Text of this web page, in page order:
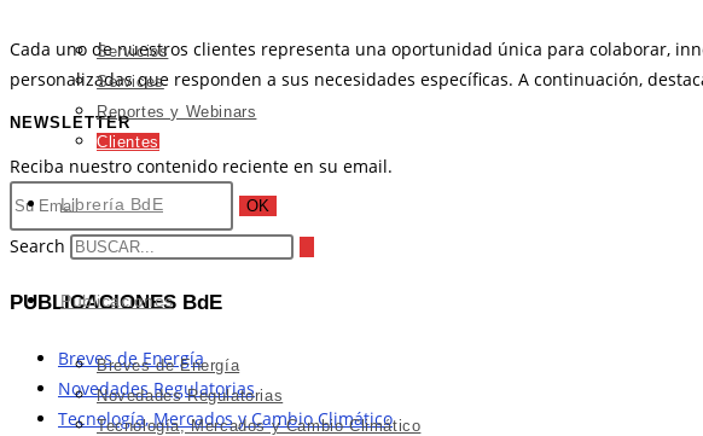
Servicios
Services
Reportes y Webinars
Clientes
Librería BdE
Publicaciones
Breves de Energía
Novedades Regulatorias
Tecnología, Mercados y Cambio Climático
Cada uno de nuestros clientes representa una oportunidad única para colaborar,
personalizadas que responden a sus necesidades específicas. A continuación,
NEWSLETTER
Reciba nuestro contenido reciente en su email.
OK
Search
PUBLICACIONES BdE
Breves de Energía
Novedades Regulatorias
Tecnología, Mercados y Cambio Climático